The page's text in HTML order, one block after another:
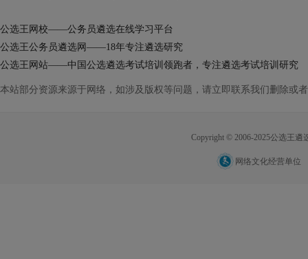
公选王网校——公务员遴选在线学习平台
公选王公务员遴选网——18年专注遴选研究
公选王网站——中国公选遴选考试培训领跑者，专注遴选考试培训研究
本站部分资源来源于网络，如涉及版权等问题，请立即联系我们删除或
Copyright © 2006-2025公选王遴
网络文化经营单位